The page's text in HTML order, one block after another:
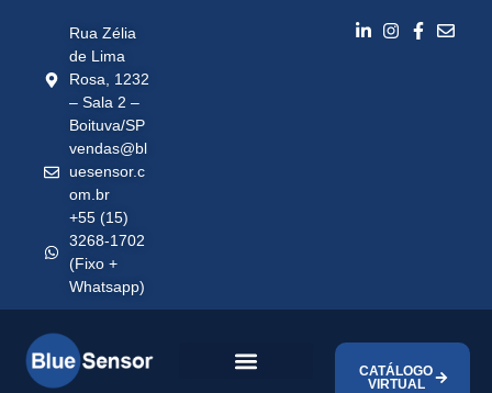
Rua Zélia
de Lima
Rosa, 1232
– Sala 2 –
Boituva/SP
vendas@bl
uesensor.c
om.br
+55 (15)
3268-1702
(Fixo +
Whatsapp)
CATÁLOGO
VIRTUAL